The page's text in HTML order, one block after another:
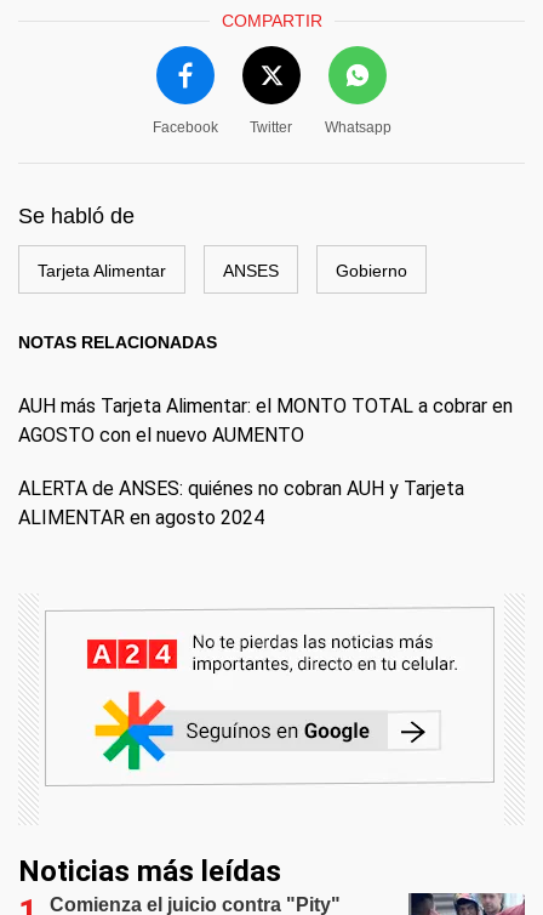
COMPARTIR
Facebook Twitter Whatsapp
Se habló de
Tarjeta Alimentar ANSES Gobierno
NOTAS RELACIONADAS
AUH más Tarjeta Alimentar: el MONTO TOTAL a cobrar en
AGOSTO con el nuevo AUMENTO
ALERTA de ANSES: quiénes no cobran AUH y Tarjeta
ALIMENTAR en agosto 2024
Noticias más leídas
Comienza el juicio contra "Pity"